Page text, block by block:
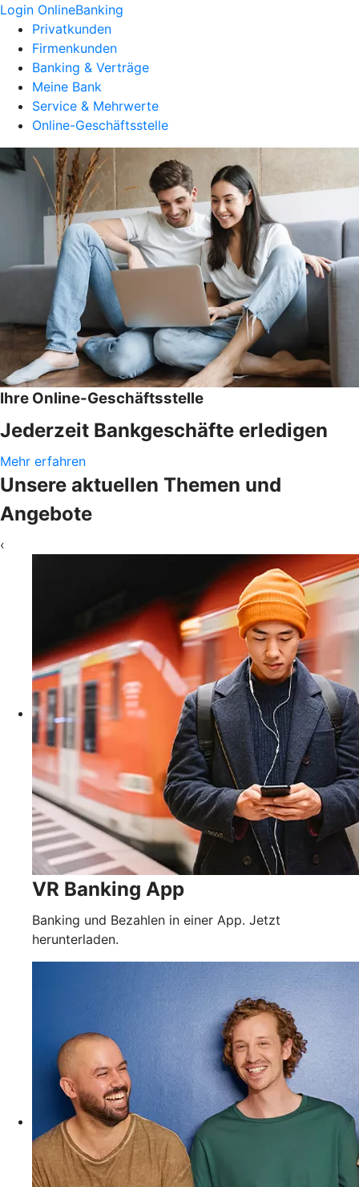
Login OnlineBanking
Privatkunden
Firmenkunden
Banking & Verträge
Meine Bank
Service & Mehrwerte
Online-Geschäftsstelle
Ihre Online-Geschäftsstelle
Jederzeit Bankgeschäfte erledigen
Mehr erfahren
Unsere aktuellen Themen und
Angebote
‹
VR Banking App
Banking und Bezahlen in einer App. Jetzt
herunterladen.